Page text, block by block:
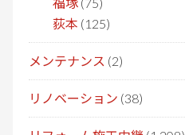
福塚 (75)
荻本 (125)
メンテナンス (2)
リノベーション (38)